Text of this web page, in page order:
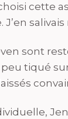
cette
J’en
sont
tiqué